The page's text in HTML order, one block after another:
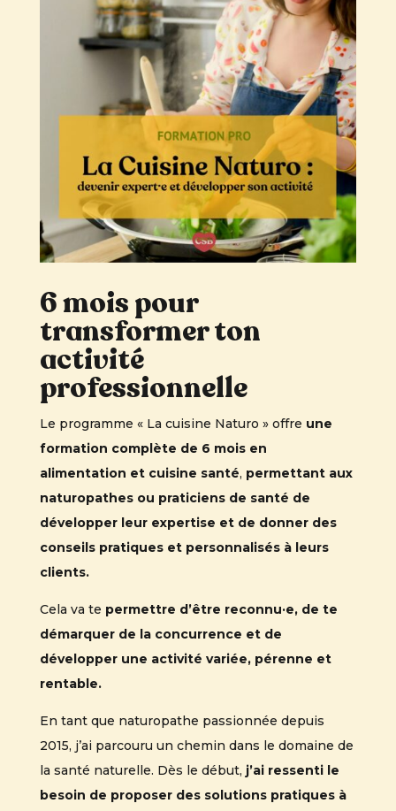
6 mois pour
transformer ton
activité
professionnelle
Le programme « La cuisine Naturo » offre une
formation complète de 6 mois en
alimentation et cuisine santé, permettant aux
naturopathes ou praticiens de santé de
développer leur expertise et de donner des
conseils pratiques et personnalisés à leurs
clients.
Cela va te permettre d’être reconnu·e, de te
démarquer de la concurrence et de
développer une activité variée, pérenne et
rentable.
En tant que naturopathe passionnée depuis
2015, j’ai parcouru un chemin dans le domaine de
la santé naturelle. Dès le début, j’ai ressenti le
besoin de proposer des solutions pratiques à